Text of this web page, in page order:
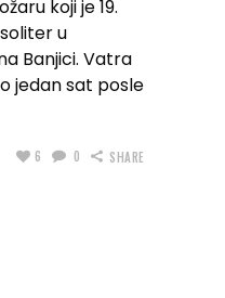
koji je 19.
u
Banjici. Vatra
jedan sat posle
6 0 SHARE